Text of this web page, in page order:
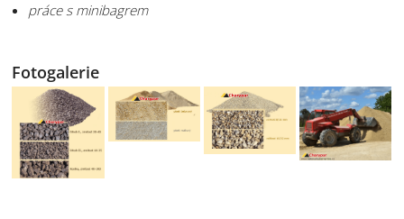
práce s minibagrem
Fotogalerie